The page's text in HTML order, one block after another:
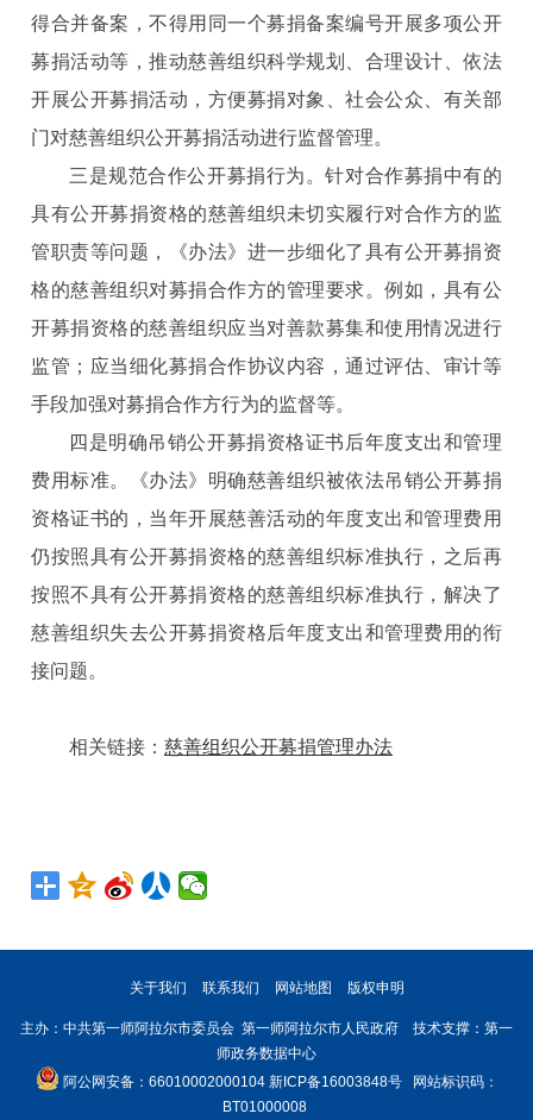
得合并备案，不得用同一个募捐备案编号开展多项公开
募捐活动等，推动慈善组织科学规划、合理设计、依法
开展公开募捐活动，方便募捐对象、社会公众、有关部
门对慈善组织公开募捐活动进行监督管理。
三是规范合作公开募捐行为。针对合作募捐中有的
具有公开募捐资格的慈善组织未切实履行对合作方的监
管职责等问题，《办法》进一步细化了具有公开募捐资
格的慈善组织对募捐合作方的管理要求。例如，具有公
开募捐资格的慈善组织应当对善款募集和使用情况进行
监管；应当细化募捐合作协议内容，通过评估、审计等
手段加强对募捐合作方行为的监督等。
四是明确吊销公开募捐资格证书后年度支出和管理
费用标准。《办法》明确慈善组织被依法吊销公开募捐
资格证书的，当年开展慈善活动的年度支出和管理费用
仍按照具有公开募捐资格的慈善组织标准执行，之后再
按照不具有公开募捐资格的慈善组织标准执行，解决了
慈善组织失去公开募捐资格后年度支出和管理费用的衔
接问题。
相关链接：慈善组织公开募捐管理办法
关于我们 联系我们 网站地图 版权申明
主办：中共第一师阿拉尔市委员会 第一师阿拉尔市人民政府 技术支撑：第一
师政务数据中心
阿公网安备：66010002000104 新ICP备16003848号网站标识码：
BT01000008